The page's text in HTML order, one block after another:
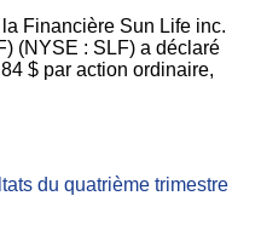
Financière Sun Life inc.
(NYSE : SLF) a déclaré
$ par action ordinaire,
du quatrième trimestre